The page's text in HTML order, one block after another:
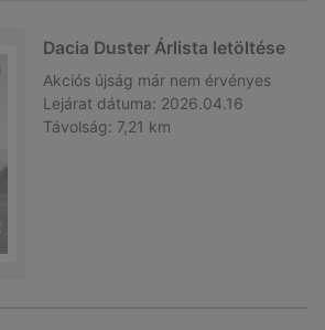
Dacia Duster Árlista letöltése
Akciós újság már nem érvényes
Lejárat dátuma: 2026.04.16
Távolság: 7,21 km